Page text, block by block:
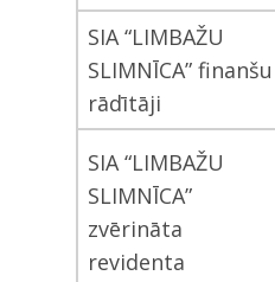
SIA “LIMBAŽU
SLIMNĪCA” finanšu
rādītāji
SIA “LIMBAŽU
SLIMNĪCA”
zvērināta
revidenta